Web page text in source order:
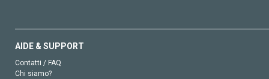
AIDE & SUPPORT
Contatti / FAQ
Chi siamo?